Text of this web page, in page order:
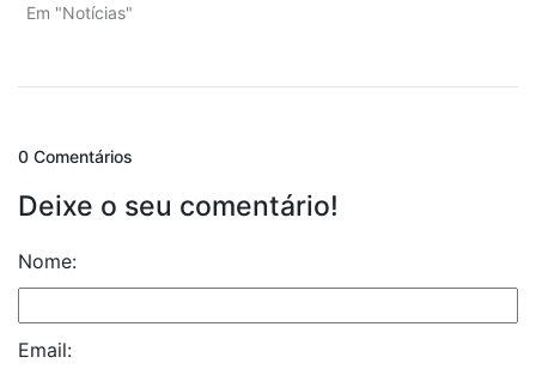
Em "Notícias"
0 Comentários
Deixe o seu comentário!
Nome:
Email: